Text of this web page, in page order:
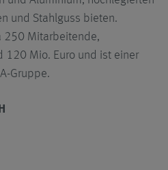
und Stahlguss bieten.
250 Mitarbeitende,
120 Mio. Euro und ist einer
Gruppe.